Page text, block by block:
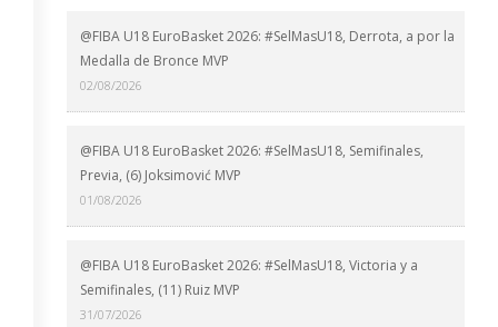
@FIBA U18 EuroBasket 2026: #SelMasU18, Derrota, a por la
Medalla de Bronce MVP
02/08/2026
@FIBA U18 EuroBasket 2026: #SelMasU18, Semifinales,
Previa, (6) Joksimović MVP
01/08/2026
@FIBA U18 EuroBasket 2026: #SelMasU18, Victoria y a
Semifinales, (11) Ruiz MVP
31/07/2026